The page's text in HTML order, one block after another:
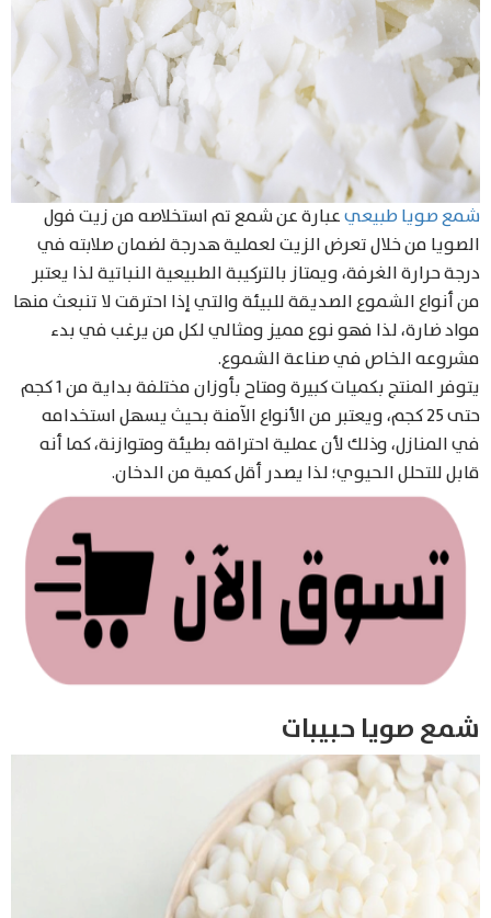
Products
search
شمع صويا طبيعيعبارة عن شمع تم استخلاصه من زيت فول
الصويا من خلال تعرض الزيت لعملية هدرجة لضمان صلابته في
درجة حرارة الغرفة، ويمتاز بالتركيبة الطبيعية النباتية لذا يعتبر
من أنواع الشموع الصديقة للبيئة والتي إذا احترقت لا تنبعث منها
مواد ضارة، لذا فهو نوع مميز ومثالي لكل من يرغب في بدء
مشروعه الخاص في صناعة الشموع.
يتوفر المنتج بكميات كبيرة ومتاح بأوزان مختلفة بداية من 1 كجم
حتى 25 كجم، ويعتبر من الأنواع الآمنة بحيث يسهل استخدامه
في المنازل، وذلك لأن عملية احتراقه بطيئة ومتوازنة، كما أنه
قابل للتحلل الحيوي؛ لذا يصدر أقل كمية من الدخان.
شمع صويا حبيبات